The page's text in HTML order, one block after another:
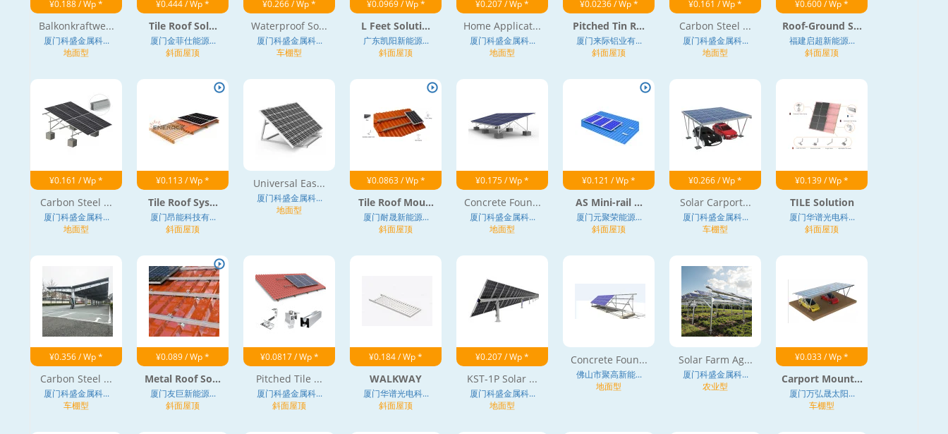
¥0.188 / Wp *
Balkonkraftwe...
厦门科盛金属科...
地面型
¥0.444 / Wp *
Tile Roof Sol...
厦门金菲仕能源...
斜面屋顶
¥0.266 / Wp *
Waterproof So...
厦门科盛金属科...
车棚型
¥0.0969 / Wp *
L Feet Soluti...
广东凯阳新能源...
斜面屋顶
¥0.207 / Wp *
Home Applicat...
厦门科盛金属科...
地面型
¥0.0236 / Wp *
Pitched Tin R...
厦门来际铝业有...
斜面屋顶
¥0.161 / Wp *
Carbon Steel ...
厦门科盛金属科...
地面型
¥0.600 / Wp *
Roof-Ground S...
福建启超新能源...
斜面屋顶
¥0.161 / Wp *
Carbon Steel ...
厦门科盛金属科...
地面型
¥0.113 / Wp *
Tile Roof Sys...
厦门昂能科技有...
斜面屋顶
Universal Eas...
厦门科盛金属科...
地面型
¥0.0863 / Wp *
Tile Roof Mou...
厦门耐晟新能源...
斜面屋顶
¥0.175 / Wp *
Concrete Foun...
厦门科盛金属科...
地面型
¥0.121 / Wp *
AS Mini-rail ...
厦门元聚荣能源...
斜面屋顶
¥0.266 / Wp *
Solar Carport...
厦门科盛金属科...
车棚型
¥0.139 / Wp *
TILE Solution
厦门华谱光电科...
斜面屋顶
¥0.356 / Wp *
Carbon Steel ...
厦门科盛金属科...
车棚型
¥0.089 / Wp *
Metal Roof So...
厦门友巨新能源...
斜面屋顶
¥0.0817 / Wp *
Pitched Tile ...
厦门科盛金属科...
斜面屋顶
¥0.184 / Wp *
WALKWAY
厦门华谱光电科...
斜面屋顶
¥0.207 / Wp *
KST-1P Solar ...
厦门科盛金属科...
地面型
Concrete Foun...
佛山市聚高新能...
地面型
Solar Farm Ag...
厦门科盛金属科...
农业型
¥0.033 / Wp *
Carport Mount...
厦门万弘晟太阳...
车棚型